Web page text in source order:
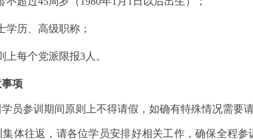
历、高级职称；
每个党派限报3人。
项
参训期间原则上不得请假，如确有特殊情况需要请
往返，请各位学员安排好相关工作，确保全程参